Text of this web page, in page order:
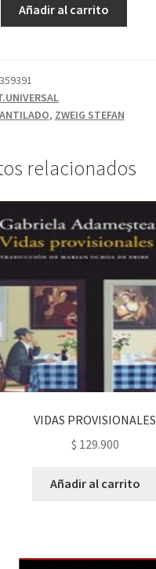
Añadir al carrito
, ZWEIG STEFAN
relacionados
VIDAS PROVISIONALES
$ 129.900
Añadir al carrito